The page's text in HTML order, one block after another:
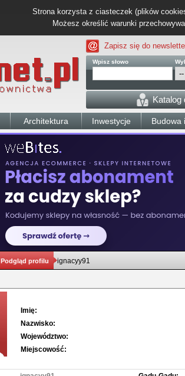
Strona korzysta z ciasteczek (plików
Możesz określić warunki
Zapisz się do
Wpisz słowo
Katalog
Architektura Inwestycje Budowa
Podgląd profilu ignacyy91
Imię:
Nazwisko:
Województwo:
Miejscowość: